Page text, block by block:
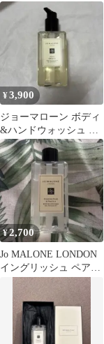
ドウォッシュ ギフトセ
¥3,900
ジョーマローン ボディ
&ハンドウォッシュ ポ
ピー&バーリー
¥2,700
Jo MALONE LONDON
イングリッシュ ペアー
& フリージア ボデ…